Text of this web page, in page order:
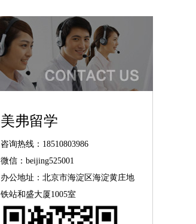
美弗留学
咨询热线：18510803986
微信：beijing525001
办公地址：北京市海淀区海淀黄庄地
铁站和盛大厦1005室